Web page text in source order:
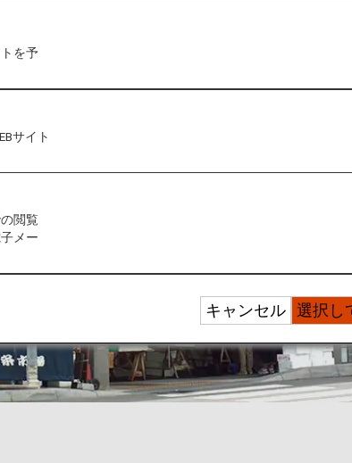
を予
サイト
閲覧
メー
選択し
キャンセル